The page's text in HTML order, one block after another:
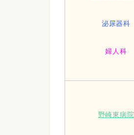
泌尿器科
婦人科
野崎東病院